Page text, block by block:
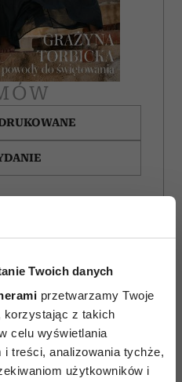
Twoich danych
przetwarzamy Twoje
korzystając z takich
celu wyświetlania
treści, analizowania tychże,
użytkowników i